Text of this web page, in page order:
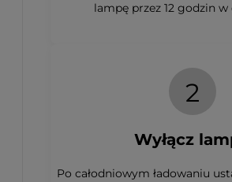
lampę przez 12 godzin
2
Wyłącz
Po całodniowym ładowaniu